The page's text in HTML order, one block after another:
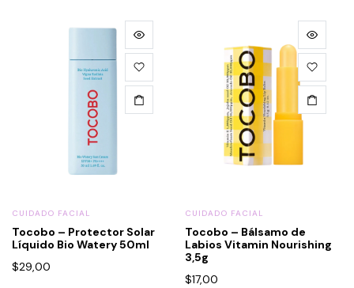
CUIDADO FACIAL
Tocobo – Protector Solar
Líquido Bio Watery 50ml
$29,00
CUIDADO FACIAL
Tocobo – Bálsamo de
Labios Vitamin Nourishing
3,5g
$17,00